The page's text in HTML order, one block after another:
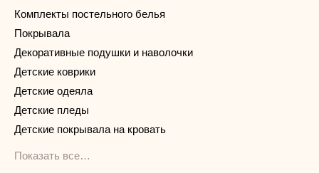
Комплекты постельного белья
Покрывала
Декоративные подушки и наволочки
Детские коврики
Детские одеяла
Детские пледы
Детские покрывала на кровать
Показать все…